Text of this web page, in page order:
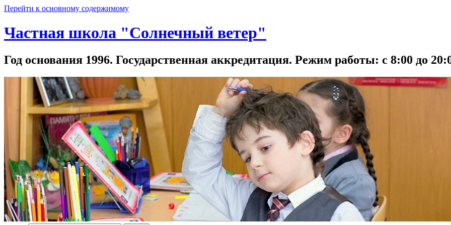
Перейти к основному содержимому
Частная школа "Солнечный ветер"
Год основания 1996. Государственная аккредитация. Режим работы: с 8:00 до